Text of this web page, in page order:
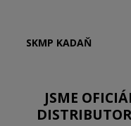
SKMP KADAŇ
JSME